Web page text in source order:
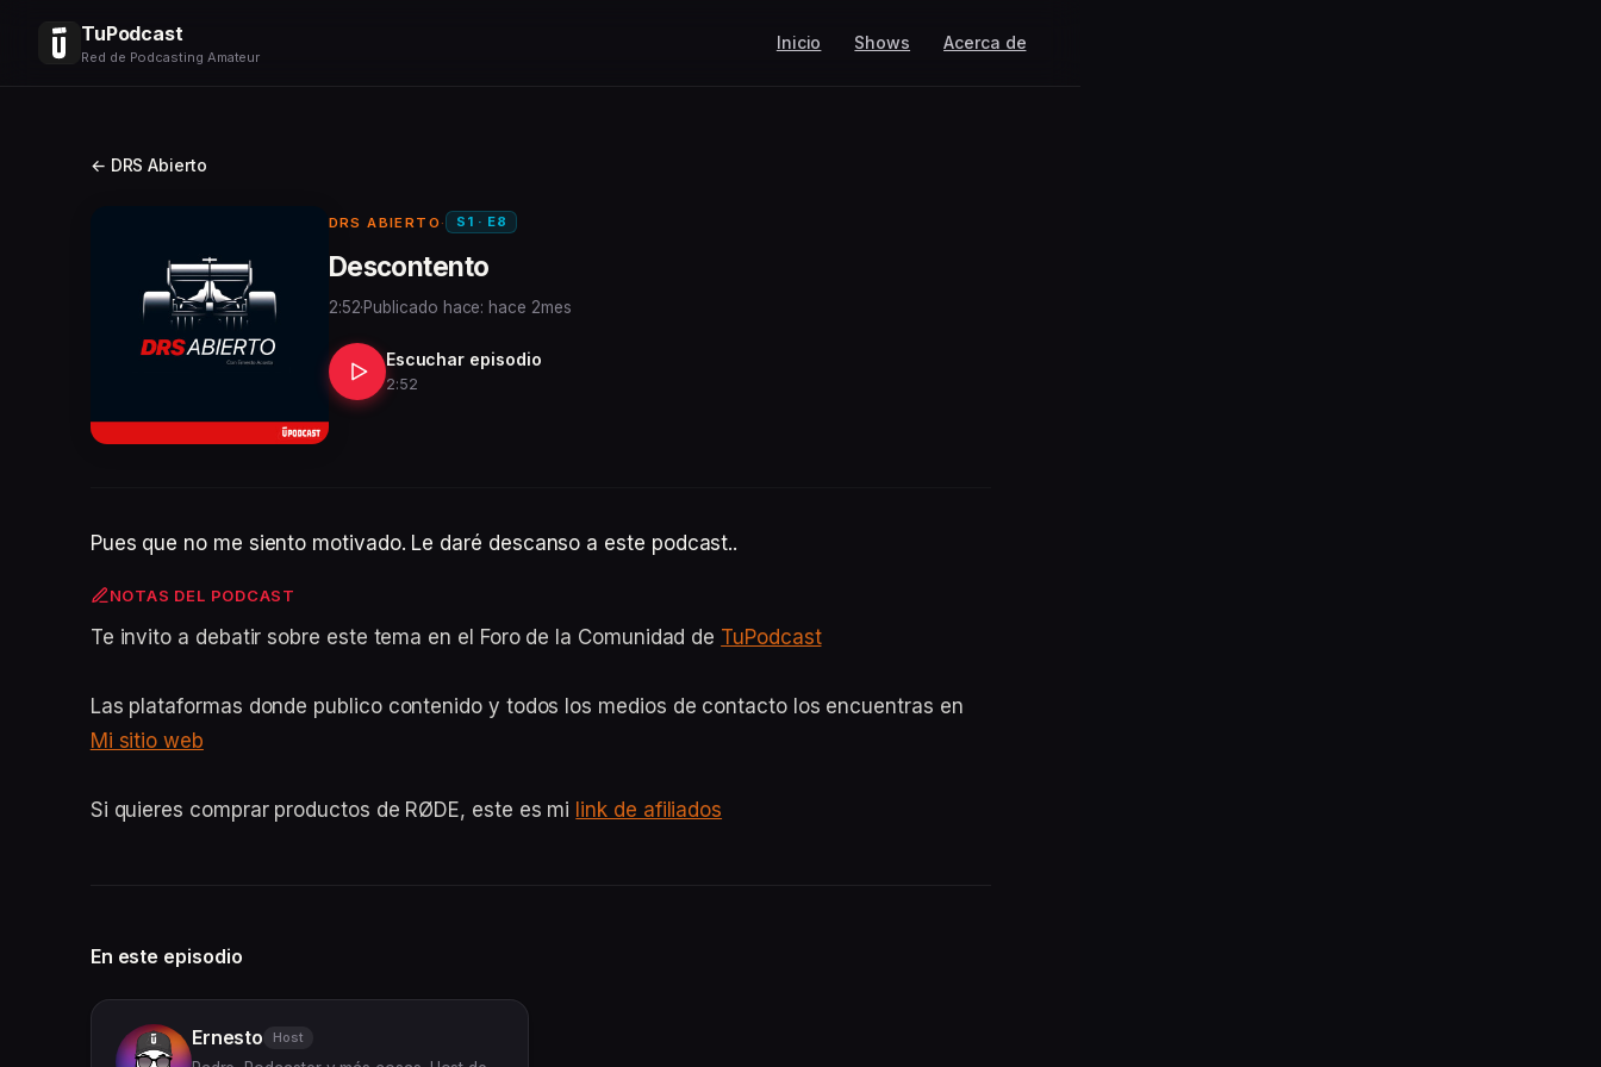
TuPodcast
Red de Podcasting Amateur
Inicio Shows Acerca de
← DRS Abierto
DRS ABIERTO · S1 · E8
Descontento
2:52·Publicado hace: hace 2mes
Escuchar episodio
2:52
Pues que no me siento motivado. Le daré descanso a este podcast..
NOTAS DEL PODCAST
Te invito a debatir sobre este tema en el Foro de la Comunidad de TuPodcast
Las plataformas donde publico contenido y todos los medios de contacto los encuentras en
Mi sitio web
Si quieres comprar productos de RØDE, este es mi link de afiliados
En este episodio
Ernesto Host